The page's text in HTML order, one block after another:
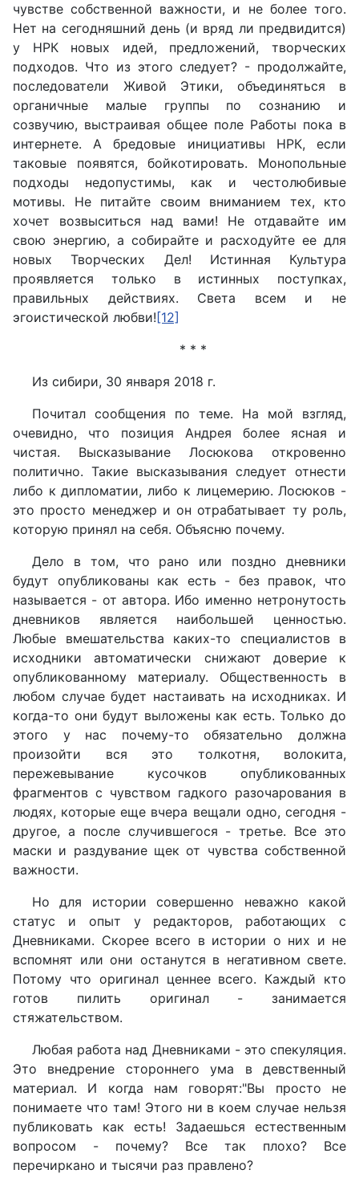
чувстве собственной важности, и не более того.
Нет на сегодняшний день (и вряд ли предвидится)
у НРК новых идей, предложений, творческих
подходов. Что из этого следует? - продолжайте,
последователи Живой Этики, объединяться в
органичные малые группы по сознанию и
созвучию, выстраивая общее поле Работы пока в
интернете. А бредовые инициативы НРК, если
таковые появятся, бойкотировать. Монопольные
подходы недопустимы, как и честолюбивые
мотивы. Не питайте своим вниманием тех, кто
хочет возвыситься над вами! Не отдавайте им
свою энергию, а собирайте и расходуйте ее для
новых Творческих Дел! Истинная Культура
проявляется только в истинных поступках,
правильных действиях. Света всем и не
эгоистической любви! [12]
* * *
Из сибири, 30 января 2018 г.
Почитал сообщения по теме. На мой взгляд,
очевидно, что позиция Андрея более ясная и
чистая. Высказывание Лосюкова откровенно
политично. Такие высказывания следует отнести
либо к дипломатии, либо к лицемерию. Лосюков -
это просто менеджер и он отрабатывает ту роль,
которую принял на себя. Объясню почему.
Дело в том, что рано или поздно дневники
будут опубликованы как есть - без правок, что
называется - от автора. Ибо именно нетронутость
дневников является наибольшей ценностью.
Любые вмешательства каких-то специалистов в
исходники автоматически снижают доверие к
опубликованному материалу. Общественность в
любом случае будет настаивать на исходниках. И
когда-то они будут выложены как есть. Только до
этого у нас почему-то обязательно должна
произойти вся это толкотня, волокита,
пережевывание кусочков опубликованных
фрагментов с чувством гадкого разочарования в
людях, которые еще вчера вещали одно, сегодня -
другое, а после случившегося - третье. Все это
маски и раздувание щек от чувства собственной
важности.
Но для истории совершенно неважно какой
статус и опыт у редакторов, работающих с
Дневниками. Скорее всего в истории о них и не
вспомнят или они останутся в негативном свете.
Потому что оригинал ценнее всего. Каждый кто
готов пилить оригинал - занимается
стяжательством.
Любая работа над Дневниками - это спекуляция.
Это внедрение стороннего ума в девственный
материал. И когда нам говорят:"Вы просто не
понимаете что там! Этого ни в коем случае нельзя
публиковать как есть! Задаешься естественным
вопросом - почему? Все так плохо? Все
перечиркано и тысячи раз правлено?